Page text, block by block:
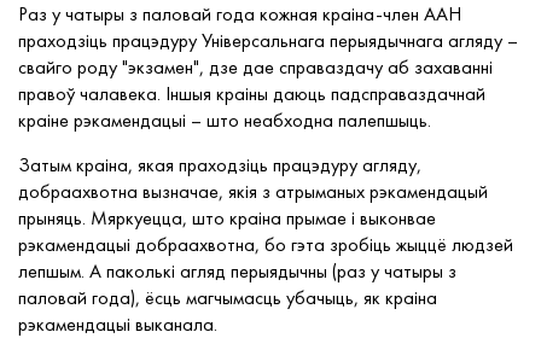
Раз у чатыры з паловай года кожная краіна-член ААН
праходзіць працэдуру Універсальнага перыядычнага агляду –
свайго роду "экзамен", дзе дае справаздачу аб захаванні
правоў чалавека. Іншыя краіны даюць падсправаздачнай
краіне рэкамендацыі – што неабходна палепшыць.
Затым краіна, якая праходзіць працэдуру агляду,
добраахвотна вызначае, якія з атрыманых рэкамендацый
прыняць. Мяркуецца, што краіна прымае і выконвае
рэкамендацыі добраахвотна, бо гэта зробіць жыццё людзей
лепшым. А паколькі агляд перыядычны (раз у чатыры з
паловай года), ёсць магчымасць убачыць, як краіна
рэкамендацыі выканала.